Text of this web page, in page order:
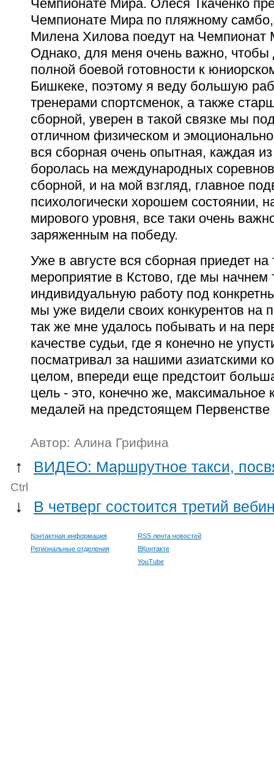
Чемпионате Мира. Олеся Ткаченко
Чемпионате Мира по пляжному
Милена Хилова поедут на Чемпионат
Однако, для меня очень важно,
полной боевой готовности к
Бишкеке, поэтому я веду большую
тренерами спортсменок, а также
сборной, уверен в такой связке мы
отличном физическом и
вся сборная очень опытная, каждая
боролась на международных
сборной, и на мой взгляд, главное
психологически хорошем состоянии,
мирового уровня, все таки очень
заряженным на победу.
Уже в августе вся сборная приедет на
мероприятие в Кстово, где мы начнем
индивидуальную работу под
мы уже видели своих конкурентов на
так же мне удалось побывать и на
качестве судьи, где я конечно не
посматривал за нашими азиатскими
целом, впереди еще предстоит
цель - это, конечно же, максимальное
медалей на предстоящем
Автор: Алина Грифина
↑ ВИДЕО: Маршрутное такси,
Ctrl
↓ В четверг состоится третий
Контактная информация
Региональные отделения
RSS лента новостей
ВКонтакте
YouTube